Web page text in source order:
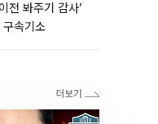
전 봐주기 감사’
속기소